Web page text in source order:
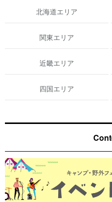
北海道エリア
関東エリア
近畿エリア
四国エリア